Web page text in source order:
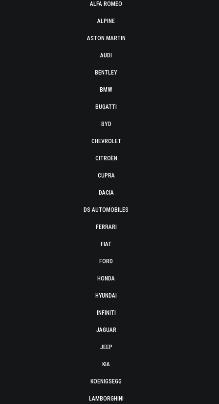
ALFA ROMEO
ALPINE
ASTON MARTIN
AUDI
BENTLEY
BMW
BUGATTI
BYD
CHEVROLET
CITROËN
CUPRA
DACIA
DS AUTOMOBILES
FERRARI
FIAT
FORD
HONDA
HYUNDAI
INFINITI
JAGUAR
JEEP
KIA
KOENIGSEGG
LAMBORGHINI